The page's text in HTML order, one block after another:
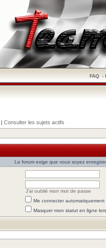
FAQ-
| Consulter les sujets actifs
Le forum exige que vous soyez
J’ai oublié mon mot de passe
Me connecter
Masquer mon statut en ligne